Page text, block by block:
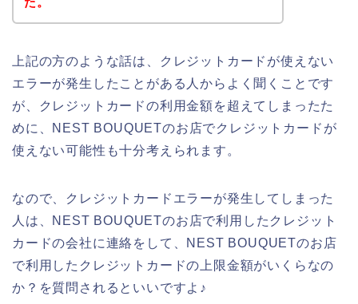
上記の方のような話は、クレジットカードが使えない
エラーが発生したことがある人からよく聞くことです
が、クレジットカードの利用金額を超えてしまったた
めに、NEST BOUQUETのお店でクレジットカードが
使えない可能性も十分考えられます。
なので、クレジットカードエラーが発生してしまった
人は、NEST BOUQUETのお店で利用したクレジット
カードの会社に連絡をして、NEST BOUQUETのお店
で利用したクレジットカードの上限金額がいくらなの
か？を質問されるといいですよ♪